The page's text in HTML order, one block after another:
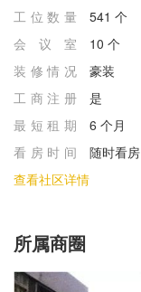
工位数量
541 个
会议室
10 个
装修情况
豪装
⼯商注册
是
最短租期
6 个月
看房时间
随时看房
查看社区详情
所属商圈